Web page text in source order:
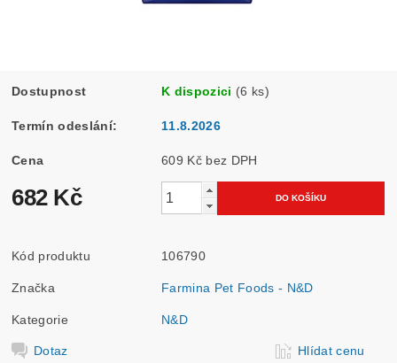
Dostupnost K dispozici (6 ks)
Termín odeslání: 11.8.2026
Cena 609 Kč bez DPH
682 Kč
Kód produktu 106790
Značka Farmina Pet Foods - N&D
Kategorie N&D
Dotaz Hlídat cenu